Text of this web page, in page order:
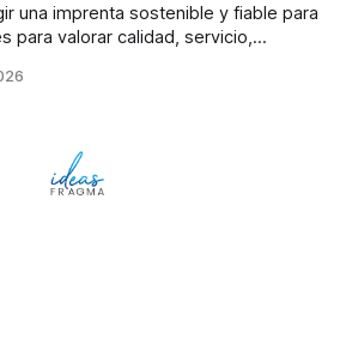
una imprenta sostenible y fiable para
para valorar calidad, servicio,